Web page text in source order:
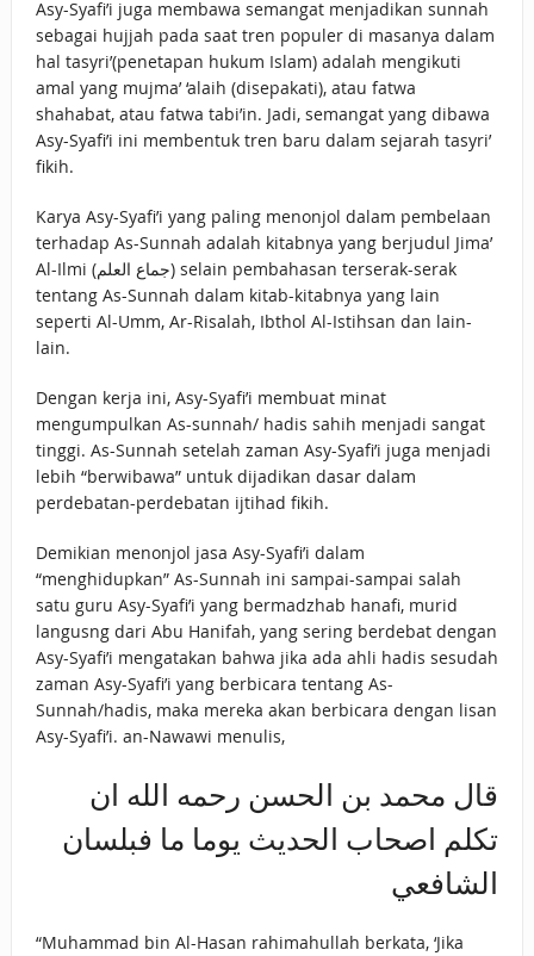
Asy-Syafi’i juga membawa semangat menjadikan sunnah
sebagai hujjah pada saat tren populer di masanya dalam
hal tasyri’(penetapan hukum Islam) adalah mengikuti
amal yang mujma’ ‘alaih (disepakati), atau fatwa
shahabat, atau fatwa tabi’in. Jadi, semangat yang dibawa
Asy-Syafi’i ini membentuk tren baru dalam sejarah tasyri’
fikih.
Karya Asy-Syafi’i yang paling menonjol dalam pembelaan
terhadap As-Sunnah adalah kitabnya yang berjudul Jima’
Al-Ilmi (جماع العلم) selain pembahasan terserak-serak
tentang As-Sunnah dalam kitab-kitabnya yang lain
seperti Al-Umm, Ar-Risalah, Ibthol Al-Istihsan dan lain-
lain.
Dengan kerja ini, Asy-Syafi’i membuat minat
mengumpulkan As-sunnah/ hadis sahih menjadi sangat
tinggi. As-Sunnah setelah zaman Asy-Syafi’i juga menjadi
lebih “berwibawa” untuk dijadikan dasar dalam
perdebatan-perdebatan ijtihad fikih.
Demikian menonjol jasa Asy-Syafi’i dalam
“menghidupkan” As-Sunnah ini sampai-sampai salah
satu guru Asy-Syafi’i yang bermadzhab hanafi, murid
langusng dari Abu Hanifah, yang sering berdebat dengan
Asy-Syafi’i mengatakan bahwa jika ada ahli hadis sesudah
zaman Asy-Syafi’i yang berbicara tentang As-
Sunnah/hadis, maka mereka akan berbicara dengan lisan
Asy-Syafi’i. an-Nawawi menulis,
قال محمد بن الحسن رحمه الله ان
تكلم اصحاب الحديث يوما ما فبلسان
الشافعي
“Muhammad bin Al-Hasan rahimahullah berkata, ‘Jika